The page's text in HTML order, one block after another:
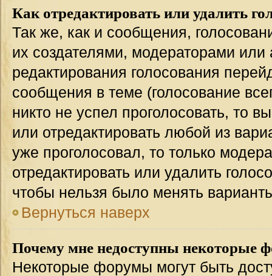
Как отредактировать или удалить
Так же, как и сообщения,
их создателями, модераторами
редактирования голосования
сообщения в теме (голосование
никто не успел проголосовать, то
или отредактировать любой из
уже проголосовал, то только
отредактировать или удалить
чтобы нельзя было менять
Вернуться наверх
Почему мне недоступны некоторые
Некоторые форумы могут быть